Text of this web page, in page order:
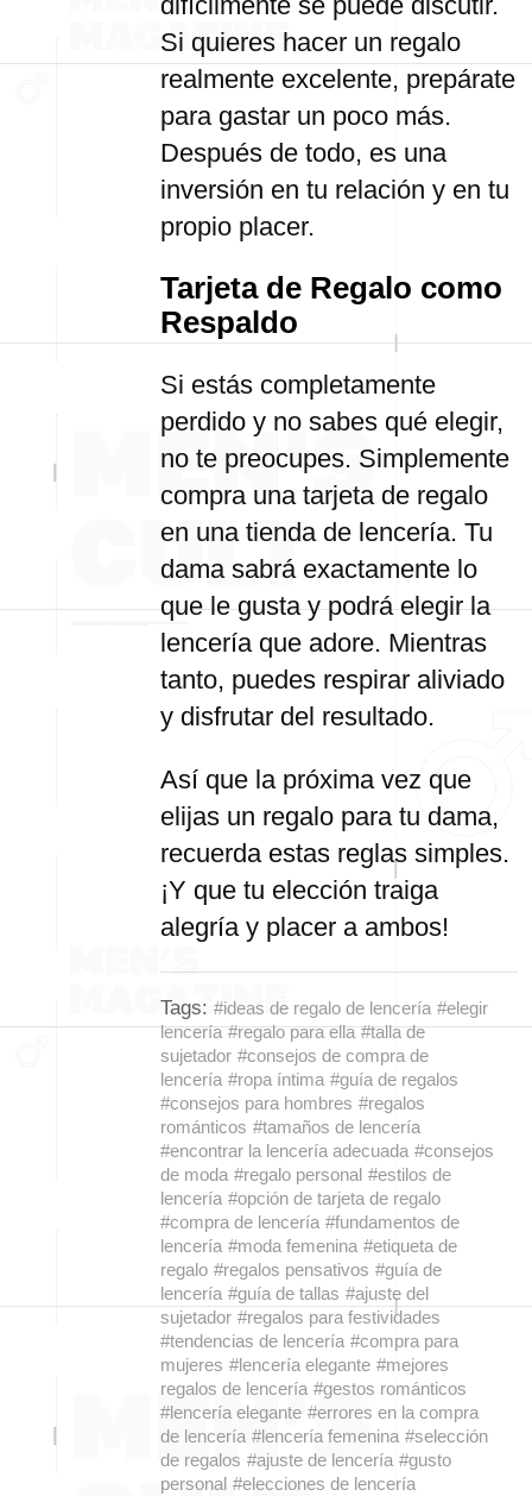
Si quieres hacer un regalo
realmente excelente, prepárate
para gastar un poco más.
Después de todo, es una
inversión en tu relación y en tu
propio placer.
Tarjeta de Regalo como
Respaldo
Si estás completamente
perdido y no sabes qué elegir,
no te preocupes. Simplemente
compra una tarjeta de regalo
en una tienda de lencería. Tu
dama sabrá exactamente lo
que le gusta y podrá elegir la
lencería que adore. Mientras
tanto, puedes respirar aliviado
y disfrutar del resultado.
Así que la próxima vez que
elijas un regalo para tu dama,
recuerda estas reglas simples.
¡Y que tu elección traiga
alegría y placer a ambos!
Tags: #ideas de regalo de lencería #elegir
lencería #regalo para ella #talla de
sujetador #consejos de compra de
lencería #ropa íntima #guía de regalos
#consejos para hombres #regalos
románticos #tamaños de lencería
#encontrar la lencería adecuada #consejos
de moda #regalo personal #estilos de
lencería #opción de tarjeta de regalo
#compra de lencería #fundamentos de
lencería #moda femenina #etiqueta de
regalo #regalos pensativos #guía de
lencería #guía de tallas #ajuste del
sujetador #regalos para festividades
#tendencias de lencería #compra para
mujeres #lencería elegante #mejores
regalos de lencería #gestos románticos
#lencería elegante #errores en la compra
de lencería #lencería femenina #selección
de regalos #ajuste de lencería #gusto
personal #elecciones de lencería